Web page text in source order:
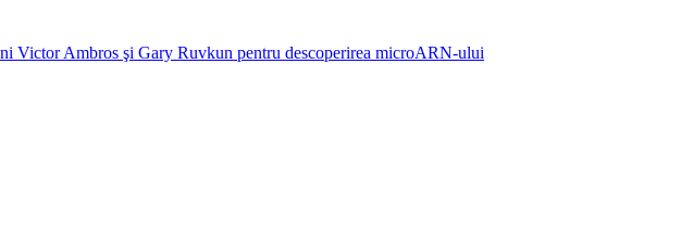
Victor Ambros şi Gary Ruvkun pentru descoperirea microARN-ului